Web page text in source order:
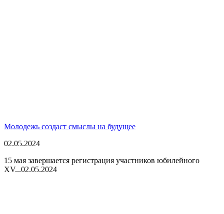
Молодежь создаст смыслы на будущее
02.05.2024
15 мая завершается регистрация участников юбилейного
XV...02.05.2024